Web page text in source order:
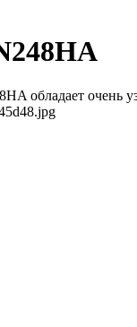
обладает очень